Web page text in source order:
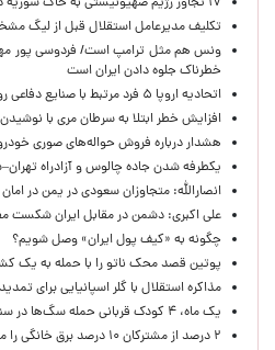
تکلیف مدیرعامل استقلال قبل از لیگ
ونس هم مثل ترامپ است/ فردوسی پور
خطرناک جلوه دادن ایران است
اتحادیه اروپا ۵ فرد مرتبط با صنایع دفاعی روسیه را تحریم کرد
افزایش خطر ابتلا به سرطان مری با نوشیدن چای
هشدار درباره فروش حواله‌های صوری
یکطرفه شدن جاده چالوس و آزادراه
انصارالله: متجاوزان سعودی در یمن در
علی اکبری: دشمن در مقابل ایران شکست
چگونه به «کیف پول ایران» وصل شویم؟
پوتین قصد محک ناتو را با حمله به یک
مذاکره استقلال با گلر اسپانیایی برای
یک ماه، ۴ کودک قربانی حمله سگ‌ها در سنندج / چرا حوادث تکرار می‌شود؟
۲ درصد از مشترکان ۱۰ درصد برق خانگی را مصرف می‌کنند!